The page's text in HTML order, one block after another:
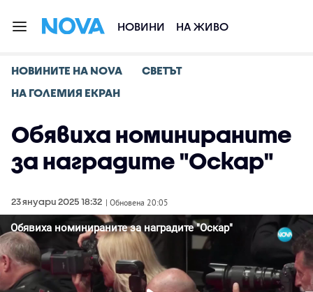
НОВИНИ НА ЖИВО
НОВИНИТЕ НА NOVA
СВЕТЪТ
НА ГОЛЕМИЯ ЕКРАН
Обявиха номинираните
за наградите "Оскар"
23 януари 2025 18:32 | Обновена 20:05